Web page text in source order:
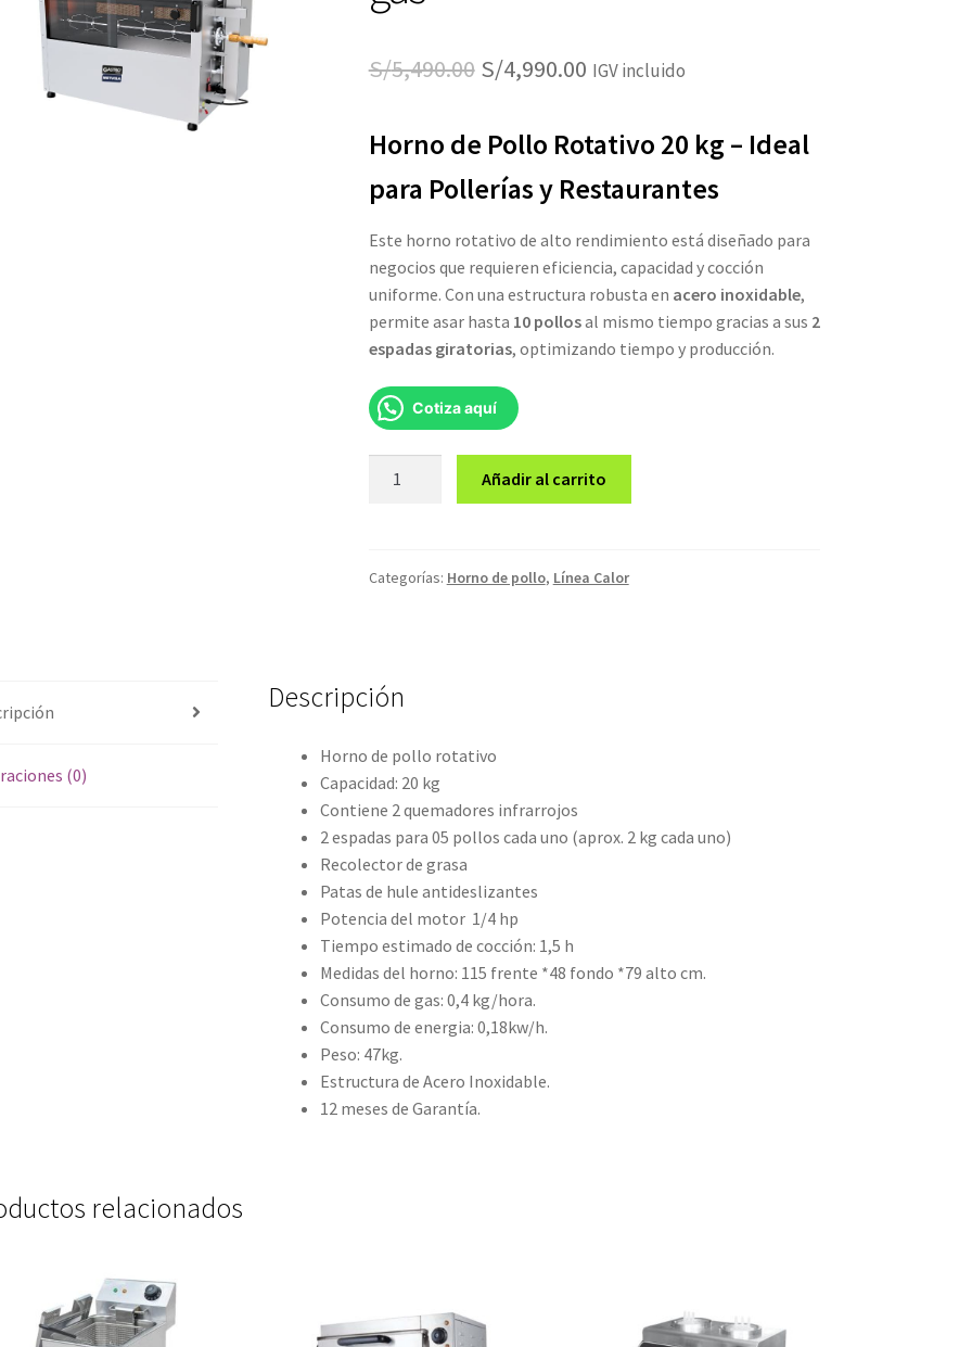
S/5,490.00 El
original
era:
S/4,990.00El
actual
es:
IGV incluido
Horno de Pollo Rotativo 20 kg – Ideal
para Pollerías y Restaurantes
Este horno rotativo de alto rendimiento está diseñado para
negocios que requieren eficiencia, capacidad y cocción
uniforme. Con una estructura robusta en acero inoxidable,
permite asar hasta 10 pollosal mismo tiempo gracias a sus 2
espadas giratorias, optimizando tiempo y producción.
Cotiza aquí
a
Añadir al carrito
Categorías: Horno de pollo, Línea Calor
(0)
Descripción
Horno de pollo rotativo
Capacidad: 20 kg
Contiene 2 quemadores infrarrojos
2 espadas para 05 pollos cada uno (aprox. 2 kg cada uno)
Recolector de grasa
Patas de hule antideslizantes
Potencia del motor 1/4 hp
Tiempo estimado de cocción: 1,5 h
Medidas del horno: 115 frente *48 fondo *79 alto cm.
Consumo de gas: 0,4 kg/hora.
Consumo de energia: 0,18kw/h.
Peso: 47kg.
Estructura de Acero Inoxidable.
12 meses de Garantía.
relacionados